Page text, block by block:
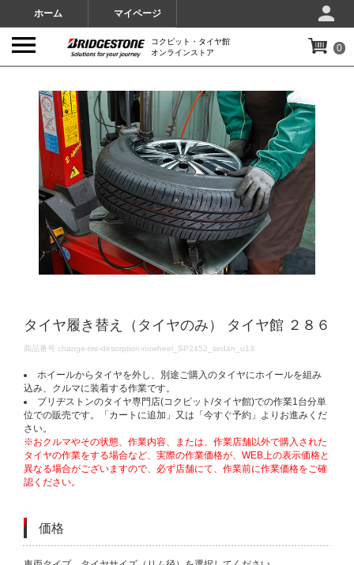
ホーム マイページ
コクピット・タイヤ館
オンラインストア
0
タイヤ履き替え（タイヤのみ） タイヤ館 ２８６
DETAILS
商品番号 change-tire-desorption-nowheel_SP2452_sedan_u13
ホイールからタイヤを外し、別途ご購入のタイヤにホイールを組み
込み、クルマに装着する作業です。
ブリヂストンのタイヤ専門店(コクピット/タイヤ館)での作業1台分単
位での販売です。「カートに追加」又は「今すぐ予約」よりお進みくだ
さい。
※おクルマやその状態、作業内容、または、作業店舗以外で購入された
タイヤの作業をする場合など、実際の作業価格が、WEB上の表示価格と
異なる場合がございますので、必ず店舗にて、作業前に作業価格をご確
認ください。
価格